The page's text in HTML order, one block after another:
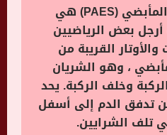
متلازمة ضغط الشريان المأبضي (PAES) هي
بعض الرياضيين
القريبة من
، وهو الشريان
وخلف الركبة. يحد
تدفق الدم إلى أسفل
تلف الشرايين.